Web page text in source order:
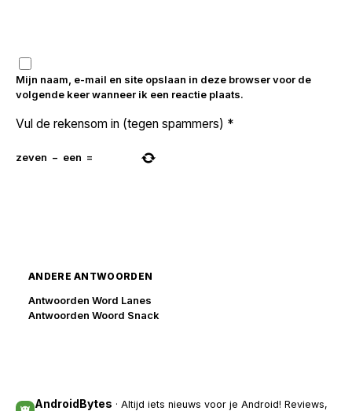
Mijn naam, e-mail en site opslaan in deze browser voor de
volgende keer wanneer ik een reactie plaats.
Vul de rekensom in (tegen spammers) *
zeven − een =
ANDERE ANTWOORDEN
Antwoorden Word Lanes
Antwoorden Woord Snack
AndroidBytes · Altijd iets nieuws voor je Android! Reviews,